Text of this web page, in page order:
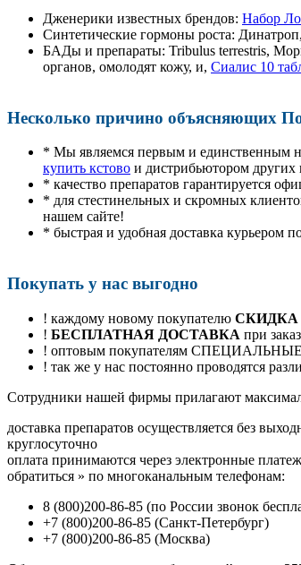
Дженерики известных брендов: Набор
Синтетические гормоны роста:
БАДы и препараты: Tribulus terrestris,
органов, омолодят кожу, и, Сиалис 10
Несколько причино объясняющих
* Мы являемся первым и единственным
купить кстово и дистрибьютором других
* качество препаратов гарантируется
* для стестинельных и скромных
нашем сайте!
* быстрая и удобная доставка курьером
Покупать у нас выгодно
! каждому новому покупателю СКИДКА
! БЕСПЛАТНАЯ ДОСТАВКА при
! оптовым покупателям СПЕЦИАЛЬНЫЕ
! так же у нас постоянно проводятся
Cотрудники нашей фирмы прилагают
доставка препаратов осуществляется без
круглосуточно
оплата принимаются через электронные
обратиться » по многоканальным телефонам:
8 (800)200-86-85 (по России звонок
+7 (800)200-86-85 (Санкт-Петербург)
+7 (800)200-86-85 (Москва)